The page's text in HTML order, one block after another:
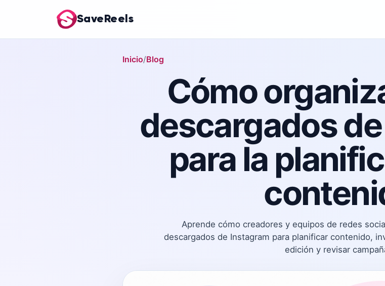
SaveReels
Inicio Blog
Cómo
descargados
para la
Aprende cómo creadores y equipos de redes
descargados de Instagram para planificar contenido,
edición y revisar